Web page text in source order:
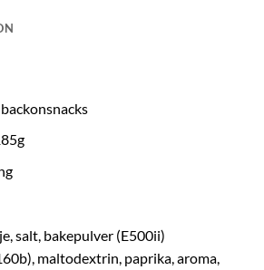
salt, bakepulver (E500ii)
maltodextrin, paprika, aroma,